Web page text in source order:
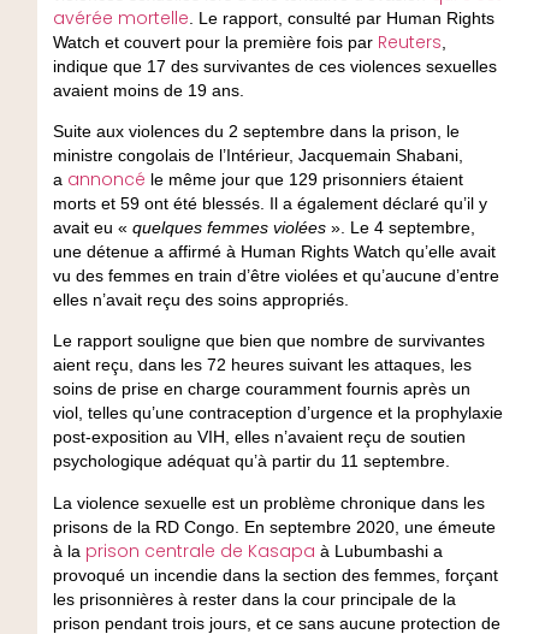
avérée mortelle . Le rapport, consulté par Human Rights
Watch et couvert pour la première fois par Reuters
indique que 17 des survivantes de ces violences sexuelles
avaient moins de 19 ans.
Suite aux violences du 2 septembre dans la prison, le
ministre congolais de l’Intérieur, Jacquemain Shabani,
a annoncé le même jour que 129 prisonniers étaient
morts et 59 ont été blessés. Il a également déclaré qu’il y
avait eu « quelques femmes violées». Le 4 septembre,
une détenue a affirmé à Human Rights Watch qu’elle avait
vu des femmes en train d’être violées et qu’aucune d’entre
elles n’avait reçu des soins appropriés.
Le rapport souligne que bien que nombre de survivantes
aient reçu, dans les 72 heures suivant les attaques, les
soins de prise en charge couramment fournis après un
viol, telles qu’une contraception d’urgence et la prophylaxie
post-exposition au VIH, elles n’avaient reçu de soutien
psychologique adéquat qu’à partir du 11 septembre.
La violence sexuelle est un problème chronique dans les
prisons de la RD Congo. En septembre 2020, une émeute
à la prison centrale de Kasapa à Lubumbashi a
provoqué un incendie dans la section des femmes, forçant
les prisonnières à rester dans la cour principale de la
prison pendant trois jours, et ce sans aucune protection de